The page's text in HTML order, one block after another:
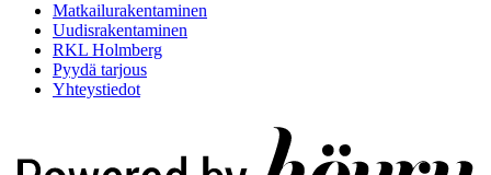
Matkailurakentaminen
Uudisrakentaminen
RKL Holmberg
Pyydä tarjous
Yhteystiedot